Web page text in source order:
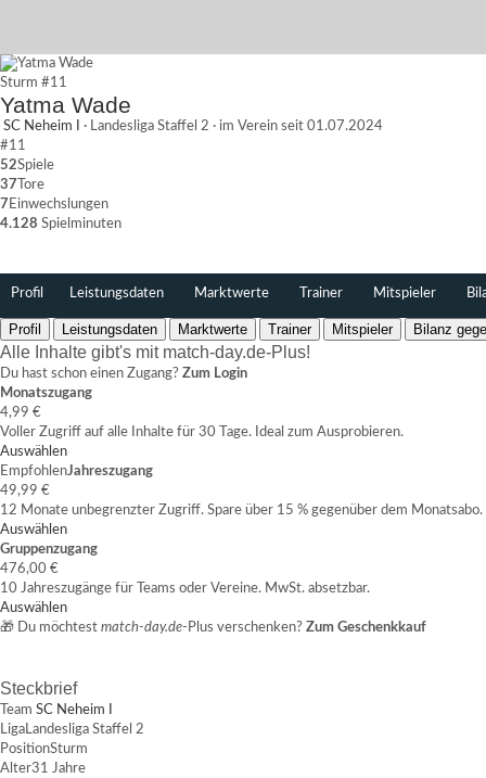
Sturm #11
Yatma Wade
SC Neheim I · Landesliga Staffel 2 · im Verein seit 01.07.2024
#11
52Spiele
37 Tore
7 Einwechslungen
4.128 Spielminuten
Profil Leistungsdaten Marktwerte Trainer Mitspieler
Profil Leistungsdaten Marktwerte Trainer Mitspieler Bilanz
Alle Inhalte gibt's mit match-day.de-Plus!
Du hast schon einen Zugang? Zum Login
Monatszugang
4,99 €
Voller Zugriff auf alle Inhalte für 30 Tage. Ideal zum Ausprobieren.
Auswählen
EmpfohlenJahreszugang
49,99 €
12 Monate unbegrenzter Zugriff. Spare über 15 % gegenüber dem Monatsabo.
Auswählen
Gruppenzugang
476,00 €
10 Jahreszugänge für Teams oder Vereine. MwSt. absetzbar.
Auswählen
🎁 Du möchtest match-day.de-Plus verschenken? Zum Geschenkkauf
Steckbrief
Team SC Neheim I
LigaLandesliga Staffel 2
PositionSturm
Alter31 Jahre